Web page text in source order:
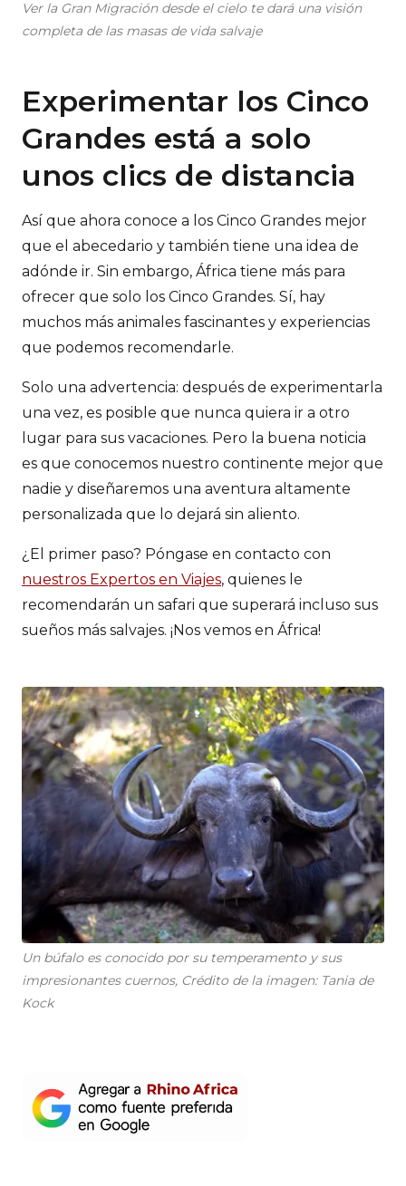
Ver la Gran Migración desde el cielo te dará una visión
completa de las masas de vida salvaje
Experimentar los Cinco
Grandes está a solo
unos clics de distancia
Así que ahora conoce a los Cinco Grandes mejor
que el abecedario y también tiene una idea de
adónde ir. Sin embargo, África tiene más para
ofrecer que solo los Cinco Grandes. Sí, hay
muchos más animales fascinantes y experiencias
que podemos recomendarle.
Solo una advertencia: después de experimentarla
una vez, es posible que nunca quiera ir a otro
lugar para sus vacaciones. Pero la buena noticia
es que conocemos nuestro continente mejor que
nadie y diseñaremos una aventura altamente
personalizada que lo dejará sin aliento.
¿El primer paso? Póngase en contacto con
nuestros Expertos en Viajes, quienes le
recomendarán un safari que superará incluso sus
sueños más salvajes. ¡Nos vemos en África!
Un búfalo es conocido por su temperamento y sus
impresionantes cuernos, Crédito de la imagen: Tania de
Kock